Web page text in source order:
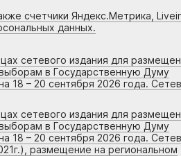
счетчики Яндекс.Метрика,
данных.
сетевого издания для
в Государственную Думу
18 – 20 сентября 2026 года.
сетевого издания для
в Государственную Думу
18 – 20 сентября 2026 года.
размещение на региональном